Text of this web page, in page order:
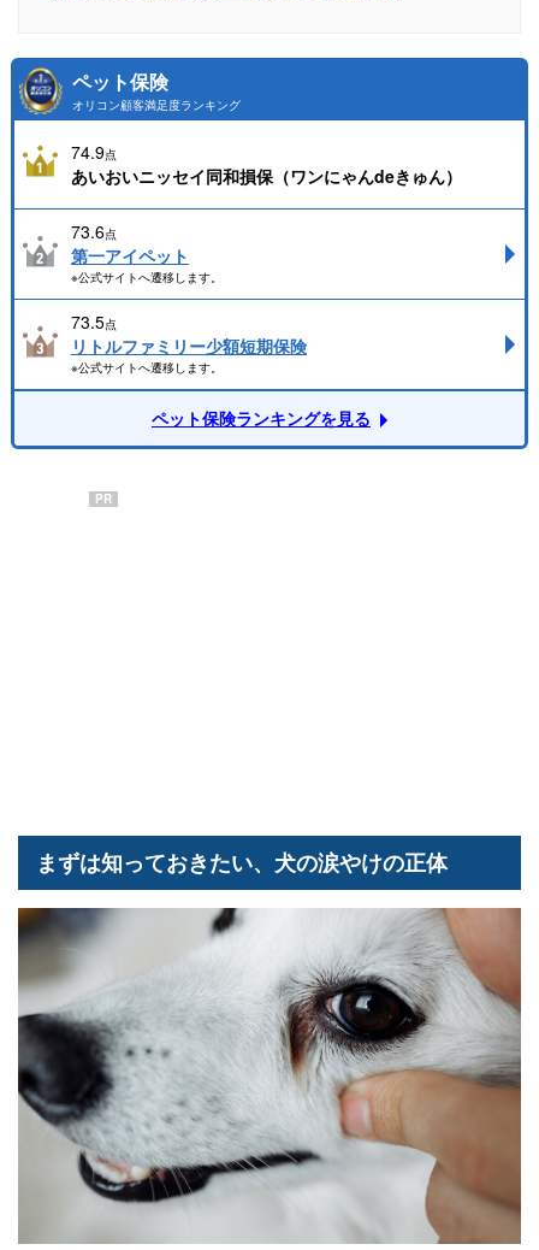
ペット保険
オリコン顧客満足度ランキング
74.9点
あいおいニッセイ同和損保（ワンにゃんdeきゅん）
73.6点
第一アイペット
※公式サイトへ遷移します。
73.5点
リトルファミリー少額短期保険
※公式サイトへ遷移します。
ペット保険ランキングを見る
PR
まずは知っておきたい、犬の涙やけの正体